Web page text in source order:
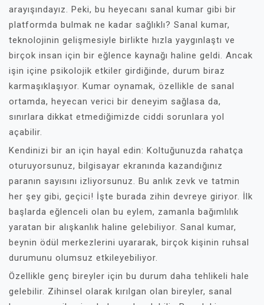
arayışındayız. Peki, bu heyecanı sanal kumar gibi bir
platformda bulmak ne kadar sağlıklı? Sanal kumar,
teknolojinin gelişmesiyle birlikte hızla yaygınlaştı ve
birçok insan için bir eğlence kaynağı haline geldi. Ancak
işin içine psikolojik etkiler girdiğinde, durum biraz
karmaşıklaşıyor. Kumar oynamak, özellikle de sanal
ortamda, heyecan verici bir deneyim sağlasa da,
sınırlara dikkat etmediğimizde ciddi sorunlara yol
açabilir.
Kendinizi bir an için hayal edin: Koltuğunuzda rahatça
oturuyorsunuz, bilgisayar ekranında kazandığınız
paranın sayısını izliyorsunuz. Bu anlık zevk ve tatmin
her şey gibi, geçici! İşte burada zihin devreye giriyor. İlk
başlarda eğlenceli olan bu eylem, zamanla bağımlılık
yaratan bir alışkanlık haline gelebiliyor. Sanal kumar,
beynin ödül merkezlerini uyararak, birçok kişinin ruhsal
durumunu olumsuz etkileyebiliyor.
Özellikle genç bireyler için bu durum daha tehlikeli hale
gelebilir. Zihinsel olarak kırılgan olan bireyler, sanal